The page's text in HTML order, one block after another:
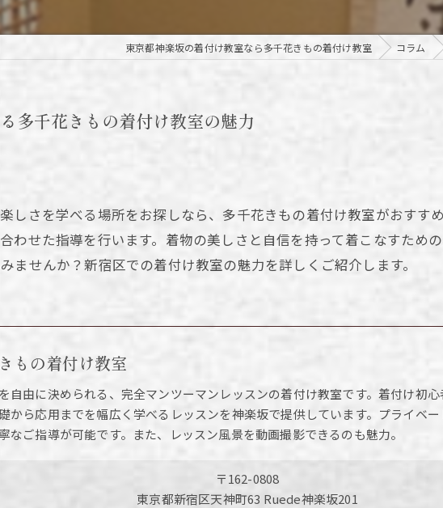
東京都神楽坂の着付け教室なら多千花きもの着付け教室 コラム
多千花きもの着付け教室の魅力
しさを学べる場所をお探しなら、多千花きもの着付け教室がおすす
わせた指導を行います。着物の美しさと自信を持って着こなすため
ませんか？新宿区での着付け教室の魅力を詳しくご紹介します。
もの着付け教室
自由に決められる、完全マンツーマンレッスンの着付け教室です。着付け初
から応用までを幅広く学べるレッスンを神楽坂で提供しています。プライベ
なご指導が可能です。また、レッスン風景を動画撮影できるのも魅力。
〒162-0808
東京都新宿区天神町63 Ruede神楽坂201